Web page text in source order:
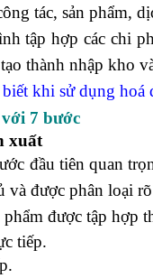
tác, sản phẩm,
tập hợp các chi
thành nhập kho
biết khi sử dụng hoá
7 bước
xuất
đầu tiên quan
và được phân loại
phẩm được tập hợp
tiếp.